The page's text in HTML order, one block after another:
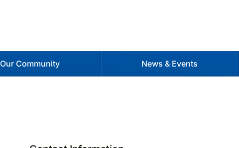
Our Community News & Events